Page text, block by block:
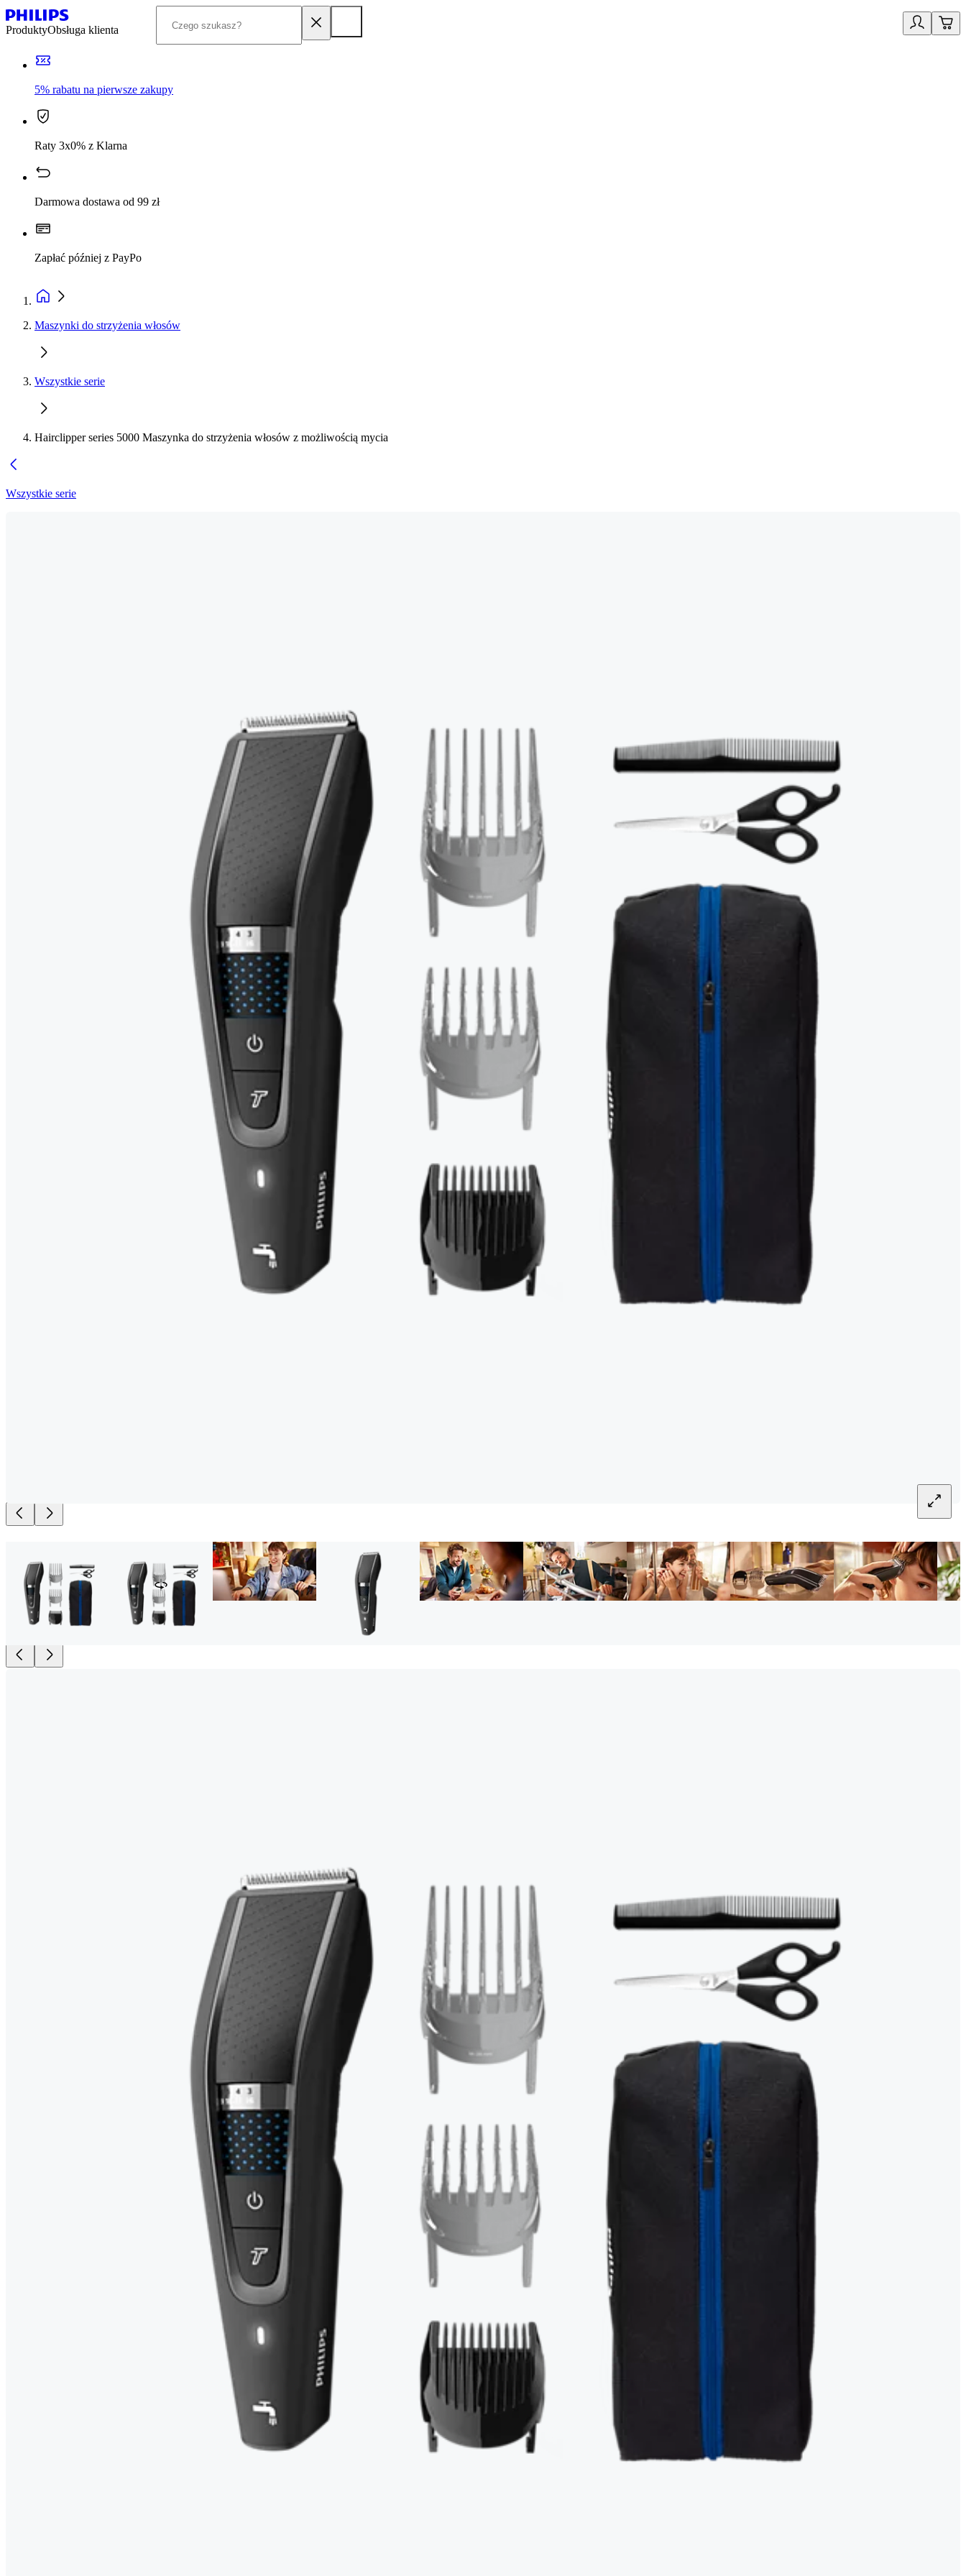
ProduktyObsługa klienta
5% rabatu na pierwsze zakupy
Raty 3x0% z Klarna
Darmowa dostawa od 99 zł
Zapłać później z PayPo
Maszynki do strzyżenia włosów
Wszystkie serie
Hairclipper series 5000 Maszynka do strzyżenia włosów z możliwością mycia
Wszystkie serie